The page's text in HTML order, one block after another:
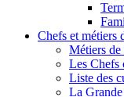
Chefs et métiers
Métiers de
Les Chefs
Liste des
La Grande